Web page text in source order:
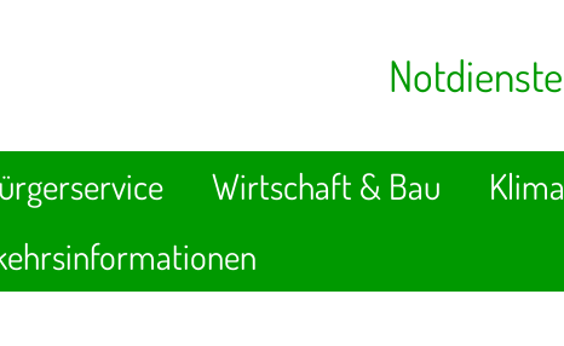
Notdienste
Wirtschaft & Bau